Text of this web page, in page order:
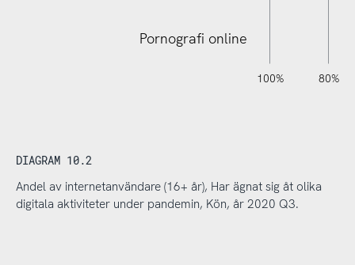
Pornografi online
-40%
-20%100% 80%
120%
140%
DIAGRAM 10.2
Andel av internetanvändare (16+ år), Har ägnat sig åt olika
digitala aktiviteter under pandemin, Kön, år 2020 Q3.